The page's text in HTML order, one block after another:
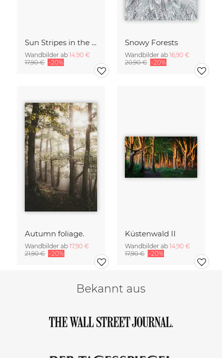
Sun Stripes in the Jungle Camiguin Philippines
Wandbilder ab 14,90 €
17,90 € -20%
Snowy Forests
Wandbilder ab 16,90 €
20,90 € -20%
Autumn foliage.
Wandbilder ab 17,90 €
21,90 € -20%
Küstenwald II
Wandbilder ab 14,90 €
17,90 € -20%
Bekannt aus